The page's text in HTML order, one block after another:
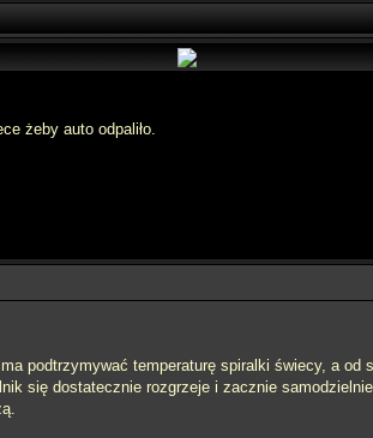
żeby auto odpaliło.
podtrzymywać temperaturę spiralki świecy, a
się dostatecznie rozgrzeje i zacznie